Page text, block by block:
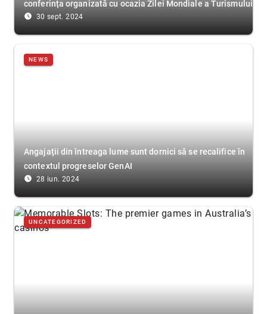
conferința organizată cu ocazia Zilei Mondiale a Turismului
access_time_filled 30 sept. 2024
NEWS
Angajații din întreaga lume sunt dornici să se recalifice în
contextul progreselor GenAI
access_time_filled 28 iun. 2024
UNCATEGORIZED